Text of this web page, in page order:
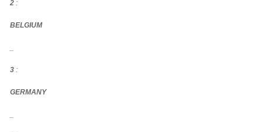
2 :
BELGIUM
3 :
GERMANY